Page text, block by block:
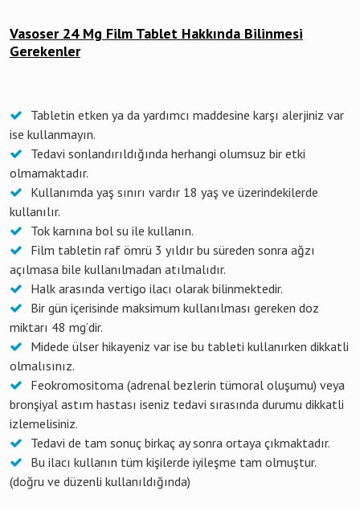
Vasoser 24 Mg Film Tablet Hakkında Bilinmesi
Gerekenler
Tabletin etken ya da yardımcı maddesine karşı alerjiniz var
ise kullanmayın.
Tedavi sonlandırıldığında herhangi olumsuz bir etki
olmamaktadır.
Kullanımda yaş sınırı vardır 18 yaş ve üzerindekilerde
kullanılır.
Tok karnına bol su ile kullanın.
Film tabletin raf ömrü 3 yıldır bu süreden sonra ağzı
açılmasa bile kullanılmadan atılmalıdır.
Halk arasında vertigo ilacı olarak bilinmektedir.
Bir gün içerisinde maksimum kullanılması gereken doz
miktarı 48 mg’dir.
Midede ülser hikayeniz var ise bu tableti kullanırken dikkatli
olmalısınız.
Feokromositoma (adrenal bezlerin tümoral oluşumu) veya
bronşiyal astım hastası iseniz tedavi sırasında durumu dikkatli
izlemelisiniz.
Tedavi de tam sonuç birkaç ay sonra ortaya çıkmaktadır.
Bu ilacı kullanın tüm kişilerde iyileşme tam olmuştur.
(doğru ve düzenli kullanıldığında)